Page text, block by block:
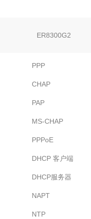
ER8300G2
PPP
CHAP
PAP
MS-CHAP
PPPoE
DHCP 客户端
DHCP服务器
NAPT
NTP